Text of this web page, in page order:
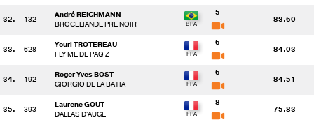
32. 132
André REICHMANN
BROCELIANDE PRE NOIR
5
83.60
33. 628
Youri TROTEREAU
FLY ME DE PAQ Z
6
84.03
34. 192
Roger Yves BOST
GIORGIO DE LA BATIA
6
84.51
35. 393
Laurene GOUT
DALLAS D'AUGE
8
75.83